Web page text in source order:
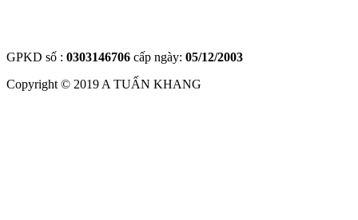
GPKD số : 0303146706 cấp ngày: 05/12/2003
Copyright © 2019 A TUẤN KHANG